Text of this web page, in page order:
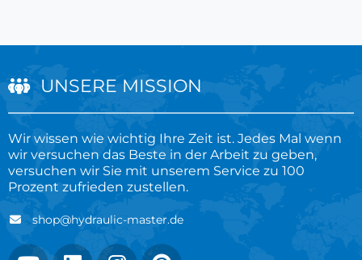
UNSERE MISSION
Wir wissen wie wichtig Ihre Zeit ist. Jedes Mal wenn
wir versuchen das Beste in der Arbeit zu geben,
versuchen wir Sie mit unserem Service zu 100
Prozent zufrieden zustellen.
shop@hydraulic-master.de